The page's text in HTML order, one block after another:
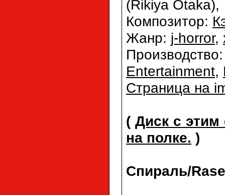
(Rikiya
Композитор:
Жанр: j-horror,
Entertainment,
Страница на
( Диск с
на полке. )
Спираль/